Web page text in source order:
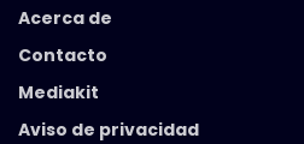
Acerca de
Contacto
Mediakit
Aviso de privacidad